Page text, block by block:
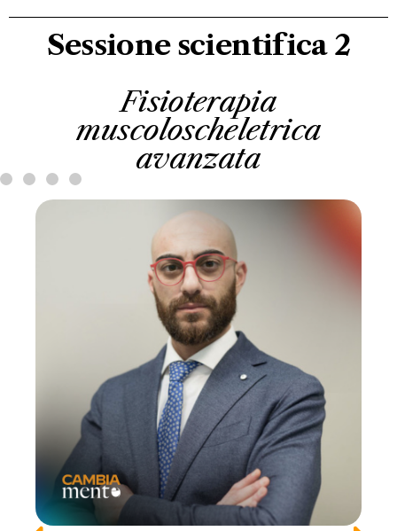
Sessione scientifica 2
Fisioterapia
muscoloscheletrica
avanzata